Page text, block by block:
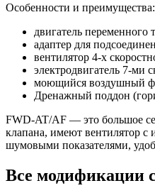
Особенности и преимущества:
двигатель
адаптер для
вентилятор 4-х
электродвигатель 7-ми
моющийся воздушный
Дренажный поддон
FWD-AT/AF — это большое
клапана, имеют вентилятор с
шумовыми показателями,
Все модификации